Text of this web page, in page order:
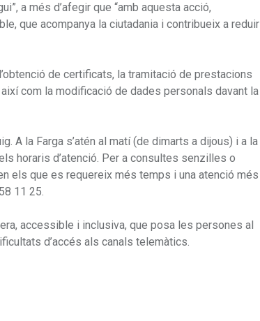
a més d’afegir que “amb aquesta acció,
que acompanya la ciutadania i contribueix a reduir
de certificats, la tramitació de prestacions
com la modificació de dades personals davant la
A la Farga s’atén al matí (de dimarts a dijous) i a la
horaris d’atenció. Per a consultes senzilles o
els que es requereix més temps i una atenció més
11 25.
accessible i inclusiva, que posa les persones al
d’accés als canals telemàtics.